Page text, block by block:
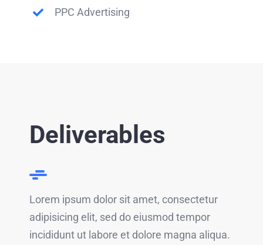
PPC Advertising
Deliverables
Lorem ipsum dolor sit amet, consectetur
adipisicing elit, sed do eiusmod tempor
incididunt ut labore et dolore magna aliqua.